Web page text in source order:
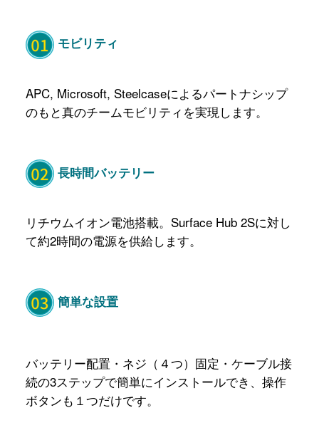
モビリティ
APC, Microsoft, Steelcaseによるパートナシップ
のもと真のチームモビリティを実現します。
長時間バッテリー
リチウムイオン電池搭載。Surface Hub 2Sに対し
て約2時間の電源を供給します。
簡単な設置
バッテリー配置・ネジ（４つ）固定・ケーブル接
続の3ステップで簡単にイ ンストールでき、操作
ボタンも１つだけです。